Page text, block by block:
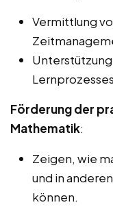
Vermittlung
Förderung der
Mathematik:
Zeigen, wie
und in
können.